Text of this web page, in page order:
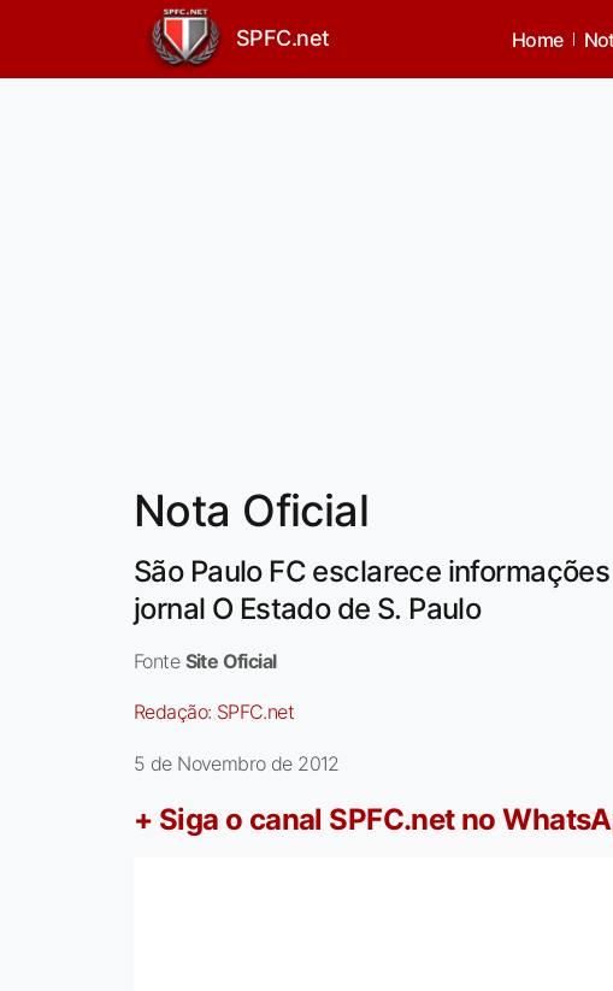
SPFC.net Home
Nota Oficial
São Paulo FC esclarece
jornal O Estado de S. Paulo
Fonte Site Oficial
Redação: SPFC.net
5 de Novembro de 2012
+ Siga o canal SPFC.net no